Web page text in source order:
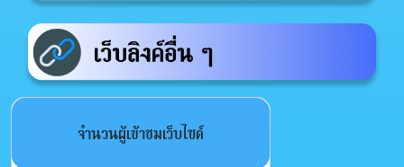
จำนวนผู้เข้าชมเว็บไซต์